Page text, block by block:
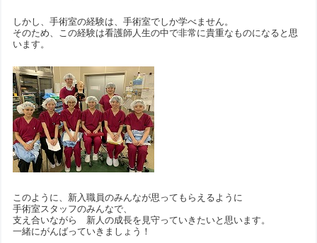
しかし、手術室の経験は、手術室でしか学べません。
そのため、この経験は看護師人生の中で非常に貴重なものになると思
います。
このように、新入職員のみんなが思ってもらえるように
手術室スタッフのみんなで、
支え合いながら 新人の成長を見守っていきたいと思います。
一緒にがんばっていきましょう！